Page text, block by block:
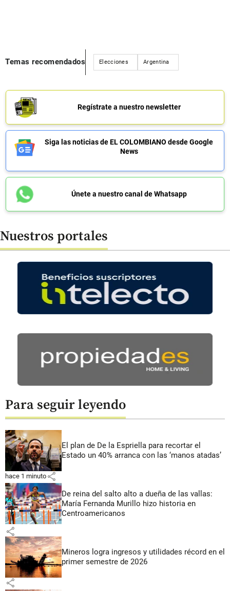
Temas recomendados Elecciones Argentina
Regístrate a nuestro newsletter
Siga las noticias de EL COLOMBIANO desde Google
News
Únete a nuestro canal de Whatsapp
Nuestros portales
Para seguir leyendo
El plan de De la Espriella para recortar el
Estado un 40% arranca con las ‘manos atadas’
hace 1 minuto share
De reina del salto alto a dueña de las vallas:
María Fernanda Murillo hizo historia en
Centroamericanos
share
Mineros logra ingresos y utilidades récord en el
primer semestre de 2026
share